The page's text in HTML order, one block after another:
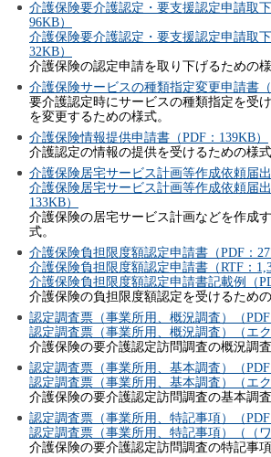
介護保険要介護認定・要支援認定申請取下
96KB）
介護保険要介護認定・要支援認定申請取
32KB）
介護保険の認定申請を取り下げるための
介護保険サービスの種類指定変更申請書（
要介護認定時にサービスの種類指定を受
を変更するための様式。
介護保険情報提供申請書（PDF：139KB）
介護認定の情報の提供を受けるための様式
介護保険居宅サービス計画等作成依頼届出
介護保険居宅サービス計画等作成依頼届
133KB）
介護保険の居宅サービス計画などを作成
式。
介護保険負担限度額認定申請書（PDF：
介護保険負担限度額認定申請書（RTF：
介護保険負担限度額認定申請書記載例（
介護保険の負担限度額認定を受けるための
認定調査票（事業所用、概況調査）（PDF
認定調査票（事業所用、概況調査）（エク
介護保険の要介護認定訪問調査の概況調査
認定調査票（事業所用、基本調査）（PDF
認定調査票（事業所用、基本調査）（エク
介護保険の要介護認定訪問調査の基本調
認定調査票（事業所用、特記事項）（PDF
認定調査票（事業所用、特記事項）（（ワ
介護保険の要介護認定訪問調査の特記事